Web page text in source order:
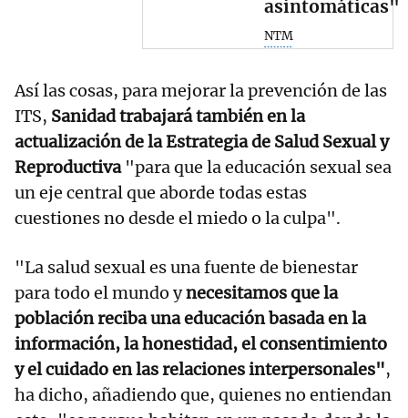
asintomáticas"
NTM
Así las cosas, para mejorar la prevención de las
ITS, Sanidad trabajará también en la
actualización de la Estrategia de Salud Sexual y
Reproductiva"para que la educación sexual sea
un eje central que aborde todas estas
cuestiones no desde el miedo o la culpa".
"La salud sexual es una fuente de bienestar
para todo el mundo ynecesitamos que la
población reciba una educación basada en la
información, la honestidad, el consentimiento
y el cuidado en las relaciones interpersonales",
ha dicho, añadiendo que, quienes no entiendan